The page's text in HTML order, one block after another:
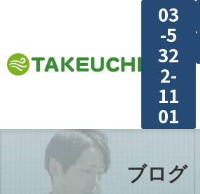
03
-5
32
2-
11
01
選ばれる理由
ブログ